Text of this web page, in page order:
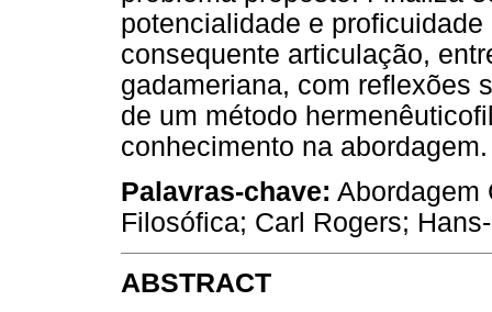
potencialidade e
consequente articulação,
gadameriana, com reflexões
de um método
conhecimento na abordagem.
Palavras-chave: Abordagem
Filosófica; Carl Rogers;
ABSTRACT